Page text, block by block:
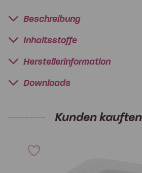
Beschreibung
Inhaltsstoffe
Herstellerinformation
Downloads
Kunden